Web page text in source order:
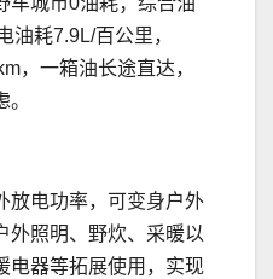
油耗7.9L/百公里，
，一箱油长途直达，
放电功率，可变身户外
外照明、野炊、采暖以
电器等拓展使用，实现